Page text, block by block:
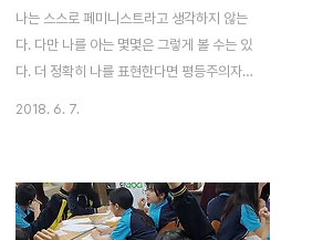
졌다. 2부 사랑을 나누는 밤은 라이브 댄스
The Crew의 신나는 무대로 시작했으며, 가
족공연(행가래 자조모임, 오..
나는 스스로 페미니스트라고 생각하지 않는
다. 다만 나를 아는 몇몇은 그렇게 볼 수는 있
다. 더 정확히 나를 표현한다면 평등주의자라
고. 직장 내 계급에 의한 불합리의 사례 하나
를 들자면, 10여 년 전에 경남도민일보 칼럼
2018. 6. 7.